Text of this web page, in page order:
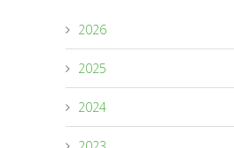
2026
2025
2024